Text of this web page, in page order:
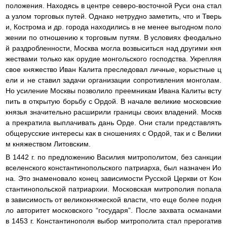
положения. Находясь в центре северо-восточной Руси она стал
а узлом торговых путей. Однако нетрудно заметить, что и Тверь
и, Кострома и др. города находились в не менее выгодном поло
жении по отношению к торговым путям. В условиях феодально
й раздробленности, Москва могла возвыситься над другими кня
жествами только как орудие монгольского господства. Укрепляя
свое княжество Иван Калита преследовал личные, корыстные ц
ели и не ставил задачи организации сопротивления монголам.
Но усиление Москвы позволило преемникам Ивана Калиты всту
пить в открытую борьбу с Ордой. В начале великие московские
князья значительно расширили границы своих владений. Москв
а прекратила выплачивать дань Орде. Они стали представлять
общерусские интересы как в сношениях с Ордой, так и с Велики
м княжеством Литовским.
В 1442 г. по предложению Василия митрополитом, без санкции
вселенского константинопольского патриарха, был назначен Ио
на. Это знаменовало конец зависимости Русской Церкви от Кон
стантинопольской патриархии. Московская митрополия попала
в зависимость от великокняжеской власти, что еще более подня
ло авторитет московского “государя”. После захвата османами
в 1453 г. Константинополя выбор митрополита стал прерогатив